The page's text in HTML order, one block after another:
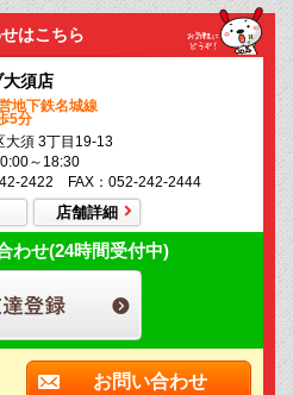
はこちら
須店
地下鉄名城線
5分
大須 3丁目19-13
～18:30
2422 FAX：052-242-2444
店舗詳細
わせ(24時間受付中)
お問い合わせ